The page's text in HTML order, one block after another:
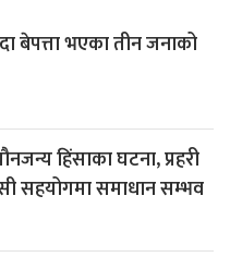
बेपत्ता भएका तीन जनाको
हिंसाका घटना, प्रहरी
सहयोगमा समाधान सम्भव